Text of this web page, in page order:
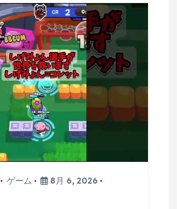
ゲーム
8月 6, 2026